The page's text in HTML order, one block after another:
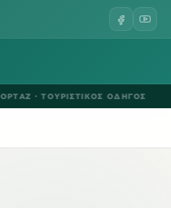
·ΤΟΥΡΙΣΤΙΚΟΣ ΟΔΗΓΟΣ